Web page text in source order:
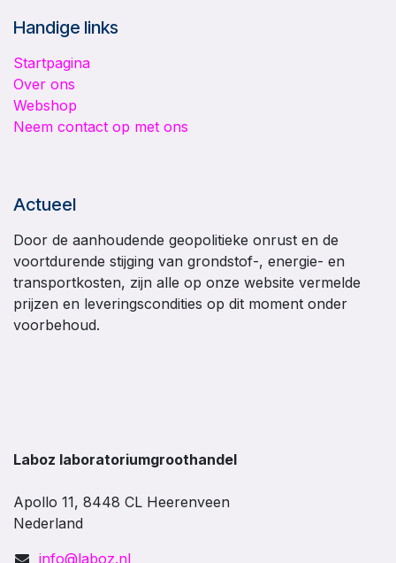
Handige links
Startpagina
Over ons
Webshop
Neem contact op met ons
Actueel
Door de aanhoudende geopolitieke onrust en de
voortdurende stijging van grondstof-, energie- en
transportkosten, zijn alle op onze website vermelde
prijzen en leveringscondities op dit moment onder
voorbehoud.
Laboz laboratoriumgroothandel
Apollo 11, 8448 CL Heerenveen
Nederland
info@laboz.nl